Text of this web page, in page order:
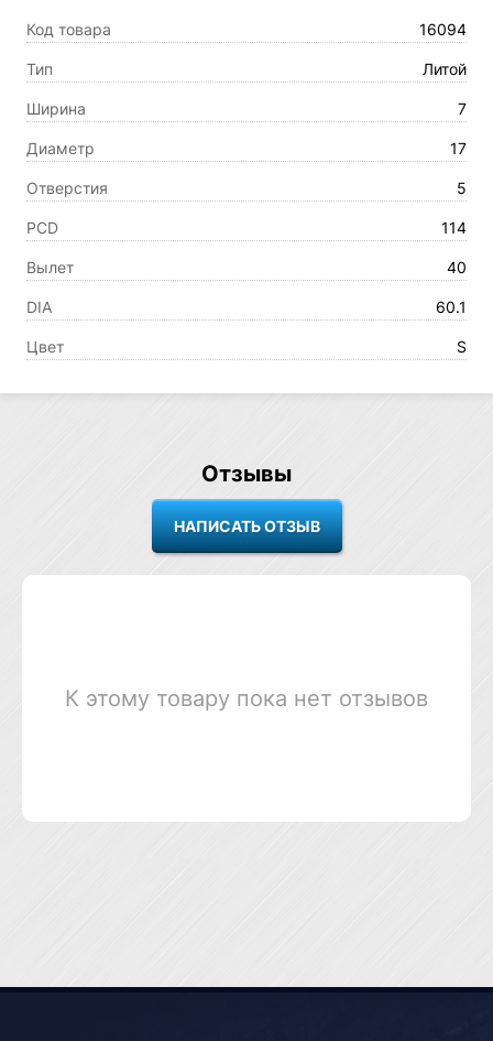
Код товара 16094
Тип Литой
Ширина 7
Диаметр 17
Отверстия 5
PCD 114
Вылет 40
DIA 60.1
Цвет S
Отзывы
К этому товару пока нет отзывов